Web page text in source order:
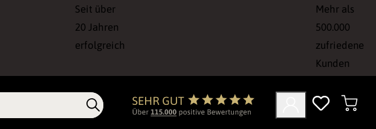
Seit über
20 Jahren
erfolgreich
Mehr als
500.000
zufriedene
Kunden